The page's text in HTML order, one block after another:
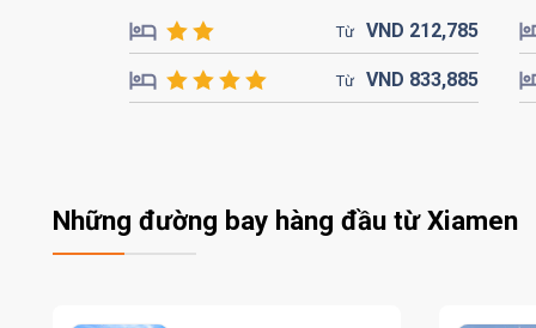
Từ VND 212,785
Từ VND 833,885
Những đường bay hàng đầu từ Xiamen